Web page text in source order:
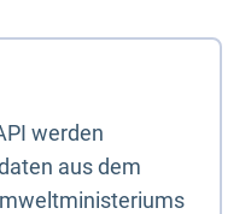
werden
aus dem